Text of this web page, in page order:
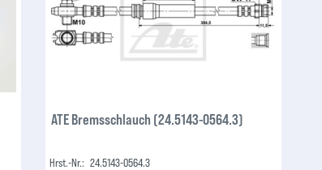
ATE Bremsschlauch (24.5143-0564.3)
Hrst.-Nr.: 24.5143-0564.3